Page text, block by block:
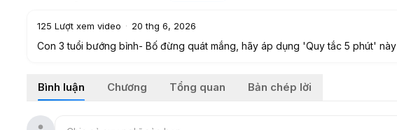
125 Lượt xem video · 20 thg 6, 2026
Con 3 tuổi bướng bỉnh- Bố đừng quát mắng, hãy áp dụng 'Quy tắc 5 phút' này
Bình luận Chương Tổng quan Bản chép lời